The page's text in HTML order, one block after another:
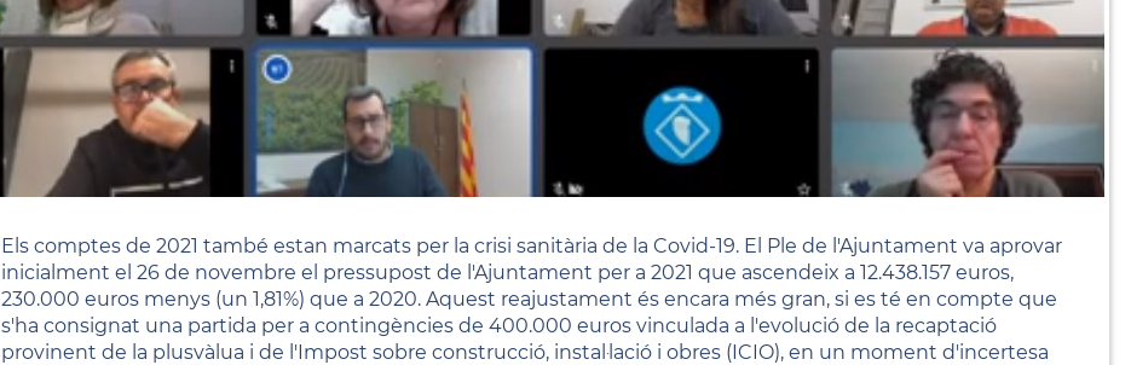
Els comptes de 2021 també estan marcats per la crisi sanitària de la Covid-19. El Ple de l'Ajuntament va aprovar
inicialment el 26 de novembre el pressupost de l'Ajuntament per a 2021 que ascendeix a 12.438.157 euros,
230.000 euros menys (un 1,81%) que a 2020. Aquest reajustament és encara més gran, si es té en compte que
s'ha consignat una partida per a contingències de 400.000 euros vinculada a l'evolució de la recaptació
provinent de la plusvàlua i de l'Impost sobre construcció, instal·lació i obres (ICIO), en un moment d'incertesa